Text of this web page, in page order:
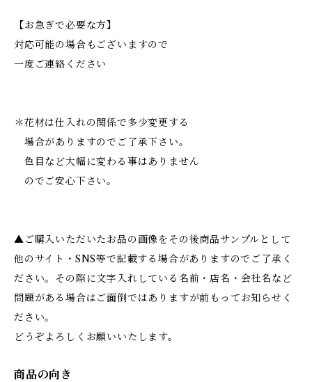
【お急ぎで必要な方】
対応可能の場合もございますので
一度ご連絡ください
＊花材は仕入れの関係で多少変更する
場合がありますのでご了承下さい。
色目など大幅に変わる事はありません
のでご安心下さい。
▲ご購入いただいたお品の画像をその後商品サンプルとして
他のサイト・SNS等で記載する場合がありますのでご了承く
ださい。その際に文字入れしている名前・店名・会社名など
問題がある場合はご面倒ではありますが前もってお知らせく
ださい。
どうぞよろしくお願いいたします。
商品の向き